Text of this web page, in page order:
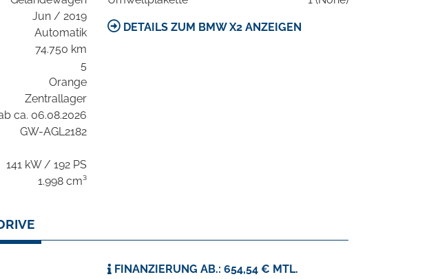
Jun / 2019
Automatik
74.750 km
5
Orange
Zentrallager
ca. 06.08.2026
GW-AGL2182
141 kW / 192 PS
1.998 cm³
DETAILS ZUM BMW X2 ANZEIGEN
FINANZIERUNG AB.: 654,54 € MTL.